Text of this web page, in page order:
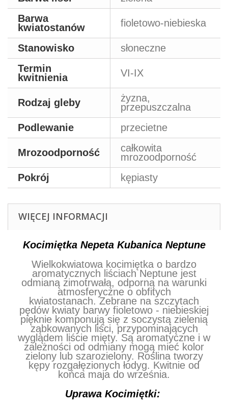
Barwa
kwiatostanów
fioletowo-niebieska
Stanowisko
słoneczne
Termin
kwitnienia
VI-IX
Rodzaj gleby
żyzna,
przepuszczalna
Podlewanie
przecietne
Mrozoodporność
całkowita
mrozoodporność
Pokrój
kępiasty
WIĘCEJ INFORMACJI
Kocimiętka Nepeta Kubanica Neptune
Wielkokwiatowa kocimiętka o bardzo
aromatycznych liściach Neptune jest
odmianą zimotrwałą, odporną na warunki
atmosferyczne o obfitych
kwiatostanach. Zebrane na szczytach
pędów kwiaty barwy fioletowo - niebieskiej
pięknie komponują się z soczystą zielenią
ząbkowanych liści, przypominających
wyglądem liście mięty. Są aromatyczne i w
zależności od odmiany mogą mieć kolor
zielony lub szarozielony. Roślina tworzy
kępy rozgałęzionych łodyg. Kwitnie od
końca maja do września.
Uprawa Kocimiętki: